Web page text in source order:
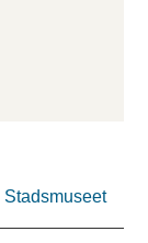
Stadsmuseet